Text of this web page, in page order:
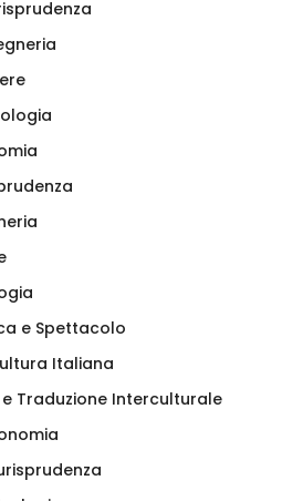
e Spettacolo
Italiana
e Traduzione Interculturale